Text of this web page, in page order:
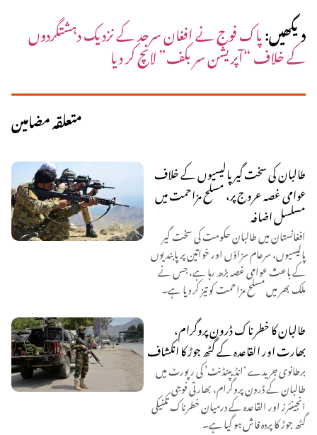
دیکھیں:پاک فوج نے افغان سرحد کے نزدیک دہشتگردوں
کے خلاف “آپریشن سر بکف” لانچ کر دیا
متعلقہ مضامین
طالبان کی سخت گیر پالیسیوں کے خلاف
عوامی غصہ عروج پر، مسلح مزاحمت میں
مسلسل اضافہ
افغانستان میں طالبان حکومت کی سخت گیر
پالیسیوں، سرعام سزاؤں اور خواتین پر پابندیوں
کے باعث عوامی غصہ بڑھ رہا ہے، جس نے
ملک بھر میں مسلح مزاحمت کو تیز کر دیا ہے۔
طالبان کا خطرناک ڈرون پروگرام،
بھارت اور القاعدہ کے گٹھ جوڑ کا انکشاف
برطانوی جریدے ‘انڈیپنڈنٹ’ کی رپورٹ میں
طالبان کے ڈرون پروگرام، بھارتی فوجی
انجینئرز اور القاعدہ کے درمیان خطرناک تکنیکی
گٹھ جوڑ کا پردہ فاش ہو گیا ہے۔